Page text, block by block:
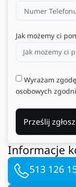
Jak możemy ci
Wyrażam
osobowych
Prześlij
Informacje
513 126